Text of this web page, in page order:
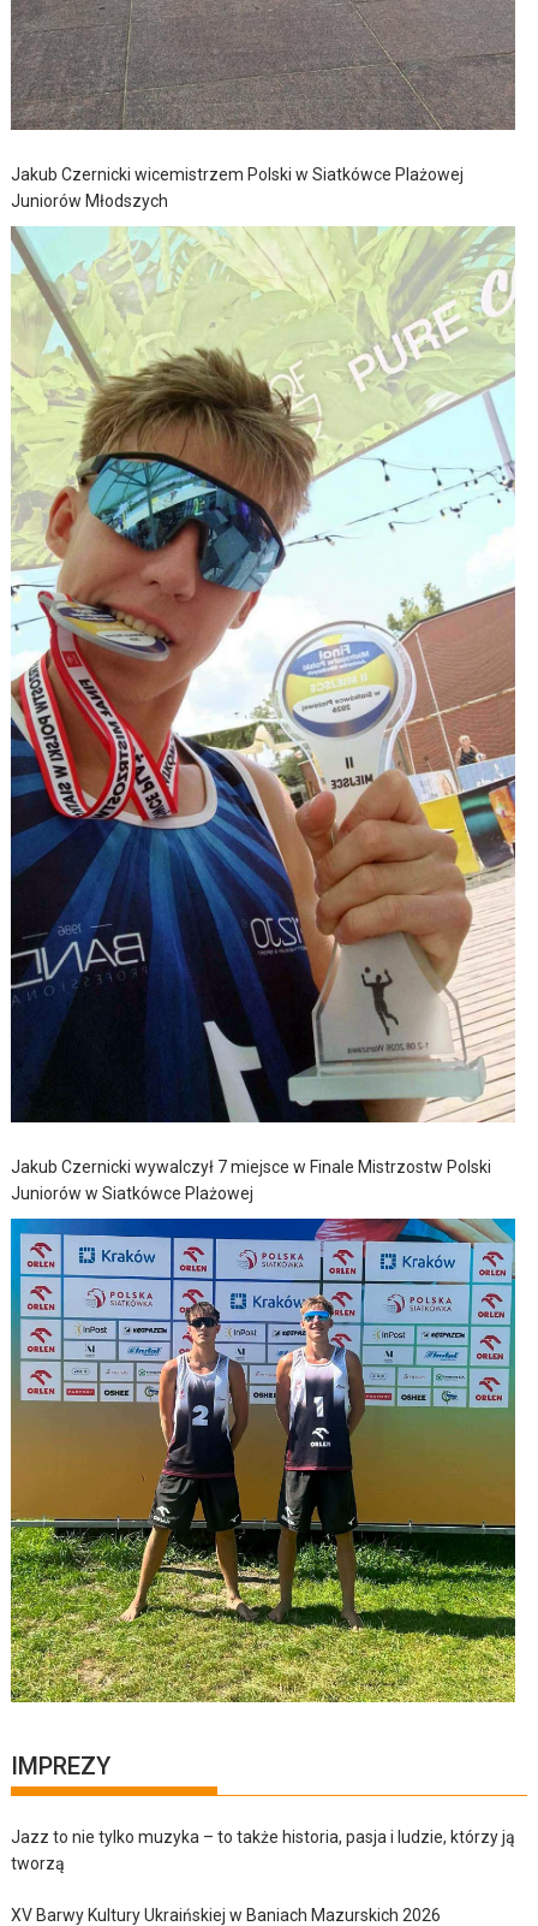
Jakub Czernicki wicemistrzem Polski w Siatkówce Plażowej
Juniorów Młodszych
Jakub Czernicki wywalczył 7 miejsce w Finale Mistrzostw Polski
Juniorów w Siatkówce Plażowej
IMPREZY
Jazz to nie tylko muzyka – to także historia, pasja i ludzie, którzy ją
tworzą
XV Barwy Kultury Ukraińskiej w Baniach Mazurskich 2026